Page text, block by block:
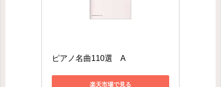
ピアノ名曲110選　A
楽天市場で見る